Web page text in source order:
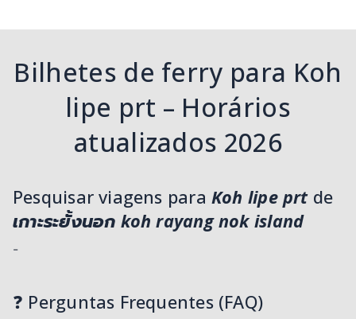
Bilhetes de ferry para Koh
lipe prt – Horários
atualizados 2026
Pesquisar viagens paraKoh lipe prtde
เกาะระยั้งนอก koh rayang nok island
-
❓ Perguntas Frequentes (FAQ)